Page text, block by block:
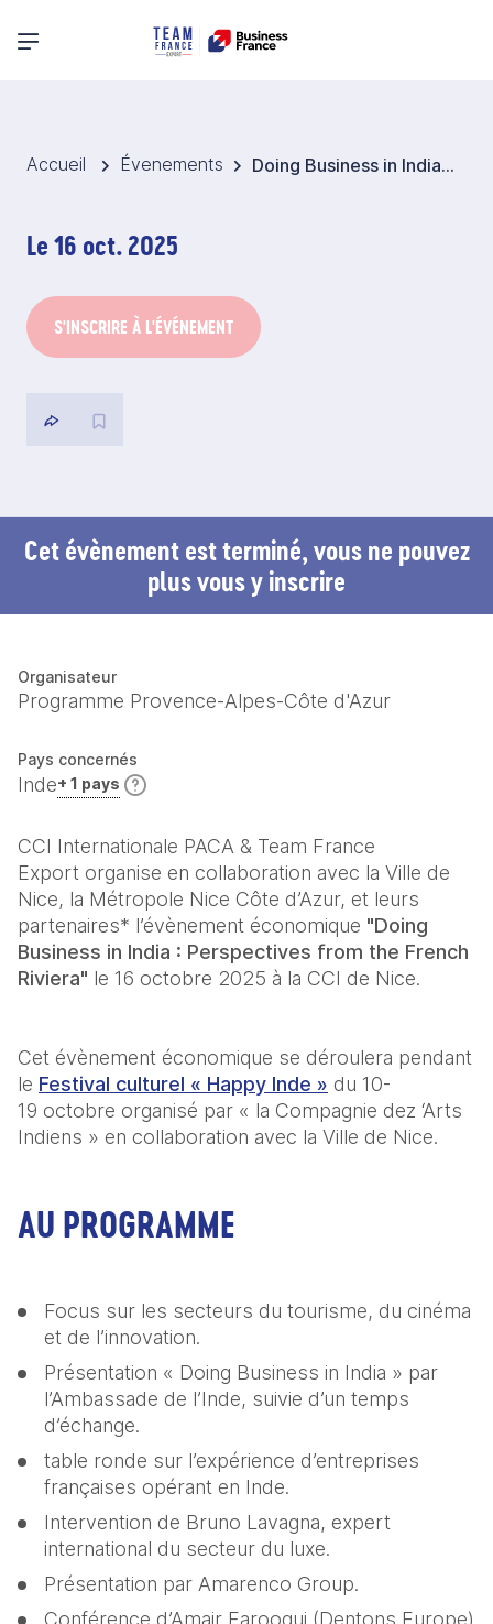
Menu principal
Accueil Évenements Doing Business in India: perspectives from the French Riviera
Le 16 oct. 2025
S'INSCRIRE À L'ÉVÉNEMENT
Cet évènement est terminé, vous ne pouvez
plus vous y inscrire
Organisateur
Programme Provence-Alpes-Côte d'Azur
Pays concernés
Inde+ 1 pays
CCI Internationale PACA & Team France
Export organise en collaboration avec la Ville de
Nice, la Métropole Nice Côte d’Azur, et leurs
partenaires* l’évènement économique "Doing
Business in India : Perspectives from the French
Riviera"
Cet évènement économique se déroulera pendant
le Festival culturel « Happy Inde » du 10-
19 octobre organisé par « la Compagnie dez ‘Arts
AU PROGRAMME
Focus sur les secteurs du tourisme, du cinéma
et de l’innovation.
Présentation « Doing Business in India » par
l’Ambassade de l’Inde, suivie d’un temps
d’échange.
table ronde sur l’expérience d’entreprises
françaises opérant en Inde.
Intervention de Bruno Lavagna, expert
international du secteur du luxe.
Présentation par Amarenco Group.
Conférence d’Amair Farooqui (Dentons Europe)